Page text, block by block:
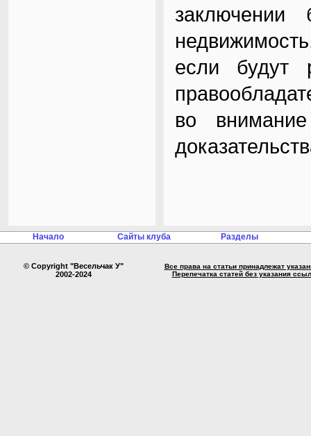
если будут
во
Начало Сайты клуба Разделы
© Copyright "Весельчак У"
2002-2024
Все права на статьи принадлежат
Перепечатка статей без указания